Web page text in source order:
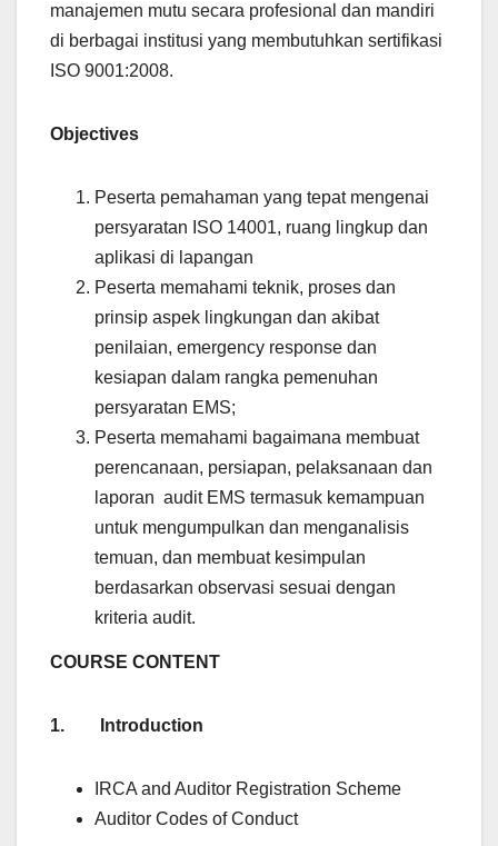
manajemen mutu secara profesional dan mandiri
di berbagai institusi yang membutuhkan sertifikasi
ISO 9001:2008.
Objectives
Peserta pemahaman yang tepat mengenai
persyaratan ISO 14001, ruang lingkup dan
aplikasi di lapangan
Peserta memahami teknik, proses dan
prinsip aspek lingkungan dan akibat
penilaian, emergency response dan
kesiapan dalam rangka pemenuhan
persyaratan EMS;
Peserta memahami bagaimana membuat
perencanaan, persiapan, pelaksanaan dan
laporan audit EMS termasuk kemampuan
untuk mengumpulkan dan menganalisis
temuan, dan membuat kesimpulan
berdasarkan observasi sesuai dengan
kriteria audit.
COURSE CONTENT
1. Introduction
IRCA and Auditor Registration Scheme
Auditor Codes of Conduct